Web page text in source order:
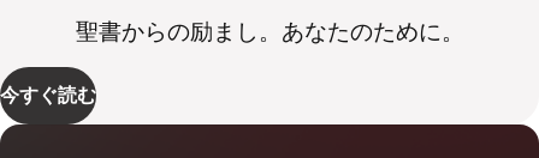
聖書からの励まし。あなたのために。
今すぐ読む